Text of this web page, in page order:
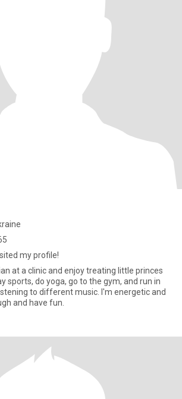
my profile!
little princes
sports, do yoga, go to the gym, and run in
different music. I'm energetic and
and have fun.